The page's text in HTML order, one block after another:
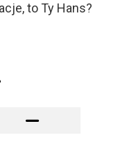
to Ty Hans?